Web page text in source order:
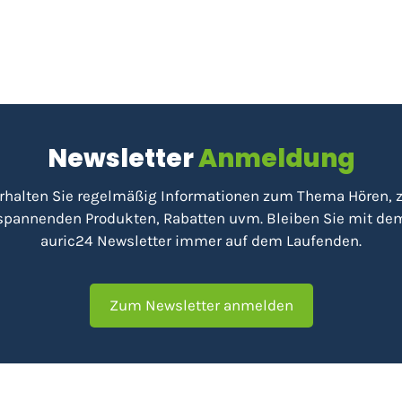
NewsletterAnmeldung
Sie regelmäßig Informationen zum Thema Hören,
Produkten, Rabatten uvm. Bleiben Sie mit
auric24 Newsletter immer auf dem Laufenden.
Zum Newsletter anmelden